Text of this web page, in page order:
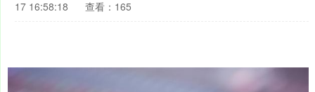
17 16:58:18
查看：165